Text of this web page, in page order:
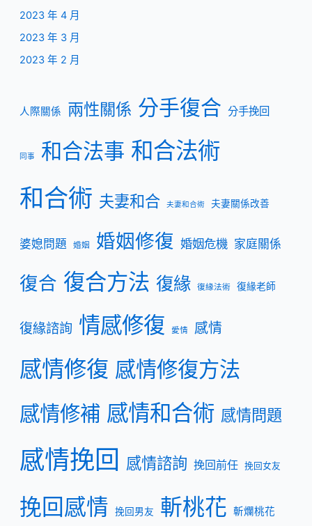
2023 年 4 月
2023 年 3 月
2023 年 2 月
人際關係 兩性關係 分手復合 分手挽回
同事 和合法事 和合法術
和合術 夫妻和合 夫妻和合術 夫妻關係改善
婆媳問題 婚姻 婚姻修復 婚姻危機 家庭關係
復合 復合方法 復緣 復緣法術 復緣老師
復緣諮詢 情感修復 愛情 感情
感情修復 感情修復方法
感情修補 感情和合術 感情問題
感情挽回 感情諮詢 挽回前任 挽回女友
挽回感情 挽回男友 斬桃花 斬爛桃花